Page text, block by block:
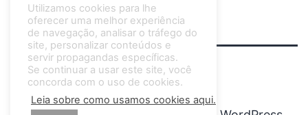
CINTHIA LIBERATORI
Utilizamos cookies para lhe
oferecer uma melhor experiência
de navegação, analisar o tráfego do
site, personalizar conteúdos e
servir propagandas específicas.
Se continuar a usar este site, você
concorda com o uso de cookies.
Leia sobre como usamos cookies aqui.